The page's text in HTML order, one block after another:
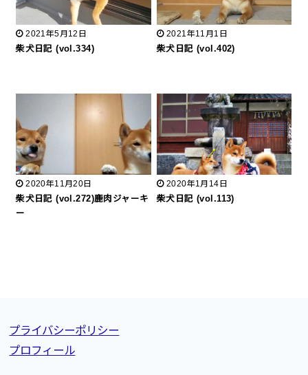
2021年5月12日
柴犬日記 (vol.334)
2021年11月1日
柴犬日記 (vol.402)
2020年11月20日
柴犬日記 (vol.272)鹿肉ジャーキ
ー
2020年1月14日
柴犬日記 (vol.113)
プライバシーポリシー
プロフィール